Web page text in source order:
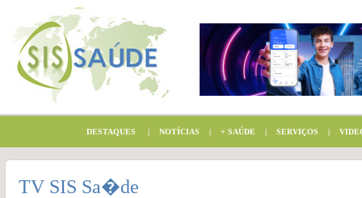
DESTAQUES | NOTÍCIAS | + SAÚDE | SERVIÇOS |
TV SIS Sa�de